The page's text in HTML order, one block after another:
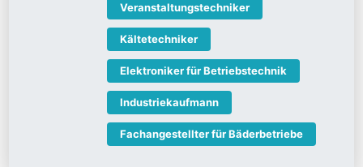
Veranstaltungstechniker
Kältetechniker
Elektroniker für Betriebstechnik
Industriekaufmann
Fachangestellter für Bäderbetriebe